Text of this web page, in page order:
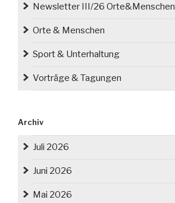
Newsletter III/26 Orte&Menschen
Orte & Menschen
Sport & Unterhaltung
Vorträge & Tagungen
Archiv
Juli 2026
Juni 2026
Mai 2026